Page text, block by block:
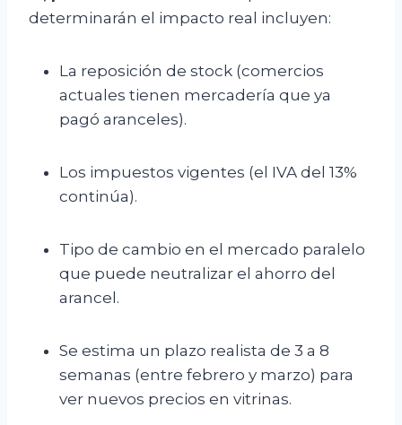
determinarán el impacto real incluyen:
La reposición de stock (comercios
actuales tienen mercadería que ya
pagó aranceles).
Los impuestos vigentes (el IVA del 13%
continúa).
Tipo de cambio en el mercado paralelo
que puede neutralizar el ahorro del
arancel.
Se estima un plazo realista de 3 a 8
semanas (entre febrero y marzo) para
ver nuevos precios en vitrinas.